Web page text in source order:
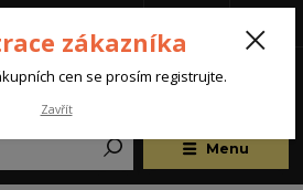
Menu
zákazníka
cen se prosím registrujte.
Zavřít